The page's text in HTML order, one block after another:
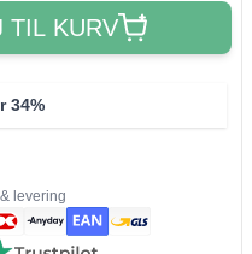
TIL KURV
34%
levering